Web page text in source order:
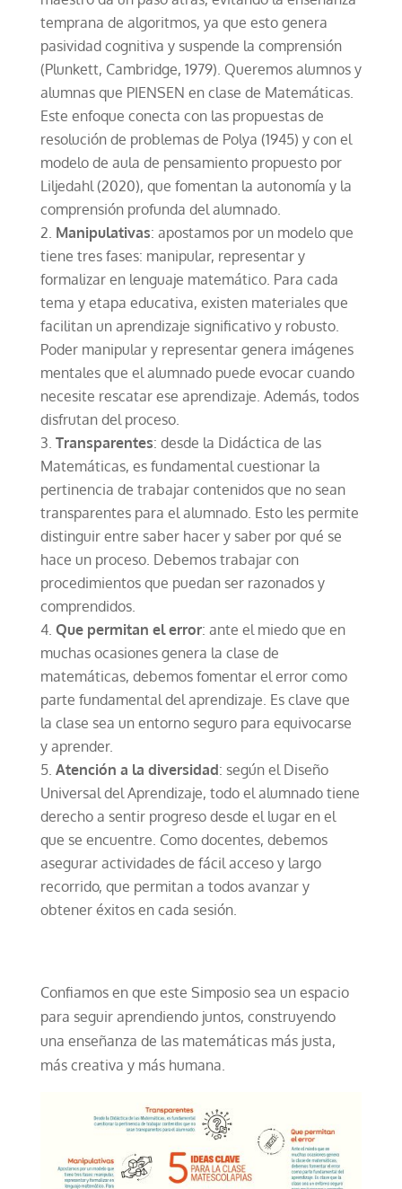
temprana de algoritmos, ya que esto genera
pasividad cognitiva y suspende la comprensión
(Plunkett, Cambridge, 1979). Queremos alumnos y
alumnas que PIENSEN en clase de Matemáticas.
Este enfoque conecta con las propuestas de
resolución de problemas de Polya (1945) y con el
modelo de aula de pensamiento propuesto por
Liljedahl (2020), que fomentan la autonomía y la
comprensión profunda del alumnado.
Manipulativas: apostamos por un modelo que
tiene tres fases: manipular, representar y
formalizar en lenguaje matemático. Para cada
tema y etapa educativa, existen materiales que
facilitan un aprendizaje significativo y robusto.
Poder manipular y representar genera imágenes
mentales que el alumnado puede evocar cuando
necesite rescatar ese aprendizaje. Además, todos
disfrutan del proceso.
Transparentes: desde la Didáctica de las
Matemáticas, es fundamental cuestionar la
pertinencia de trabajar contenidos que no sean
transparentes para el alumnado. Esto les permite
distinguir entre saber hacer y saber por qué se
hace un proceso. Debemos trabajar con
procedimientos que puedan ser razonados y
comprendidos.
Que permitan el error: ante el miedo que en
muchas ocasiones genera la clase de
matemáticas, debemos fomentar el error como
parte fundamental del aprendizaje. Es clave que
la clase sea un entorno seguro para equivocarse
y aprender.
Atención a la diversidad: según el Diseño
Universal del Aprendizaje, todo el alumnado tiene
derecho a sentir progreso desde el lugar en el
que se encuentre. Como docentes, debemos
asegurar actividades de fácil acceso y largo
recorrido, que permitan a todos avanzar y
obtener éxitos en cada sesión.
Confiamos en que este Simposio sea un espacio
para seguir aprendiendo juntos, construyendo
una enseñanza de las matemáticas más justa,
más creativa y más humana.